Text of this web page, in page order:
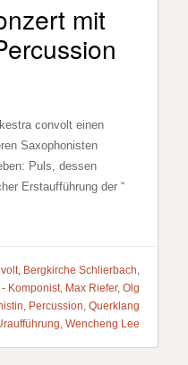
mit
convolt einen
Saxophonisten
Puls, dessen
Erstaufführung der “
, Bergkirche Schlierbach
Komponist, Max Riefer, Olg
Percussion Querklang
Wencheng Lee